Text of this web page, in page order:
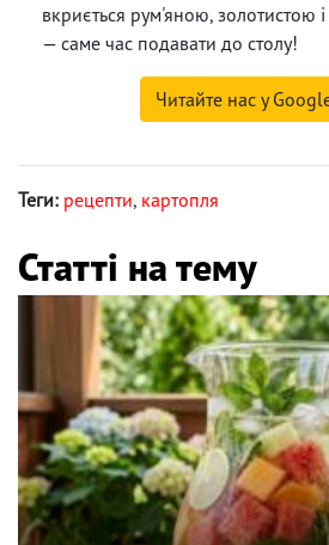
вкриється рум'яною, золотистою
— саме час подавати до столу!
Читайте нас у
Теги: рецепти, картопля
Статті на тему